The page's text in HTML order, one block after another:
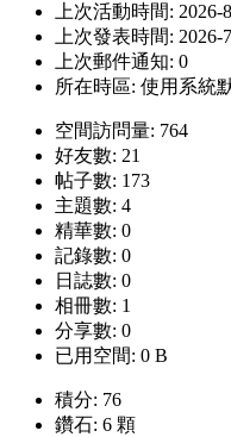
上次活動時間: 2026-
上次發表時間: 2026-
上次郵件通知: 0
所在時區: 使用系統
空間訪問量: 764
好友數: 21
帖子數: 173
主題數: 4
精華數: 0
記錄數: 0
日誌數: 0
相冊數: 1
分享數: 0
已用空間: 0 B
積分: 76
鑽石: 6 顆